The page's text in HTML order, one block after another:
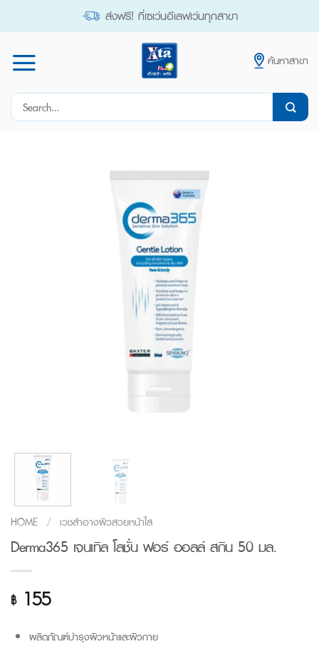
ส่งฟรี! ที่เซเว่นอีเลฟเว่นทุกสาขา
ค้นหาสาขา
Search
HOME / เวชสำอางผิวสวยหน้าใส
Derma365 เจนเทิล โลชั่น ฟอร์ ออลล์ สกิน 50 มล.
฿155
ผลิตภัณฑ์บำรุงผิวหน้าและผิวกาย